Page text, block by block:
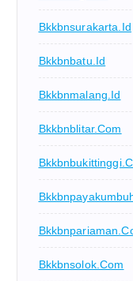
Bkkbnsurakarta.id
Bkkbnbatu.id
Bkkbnmalang.id
Bkkbnblitar.com
Bkkbnsolok.com